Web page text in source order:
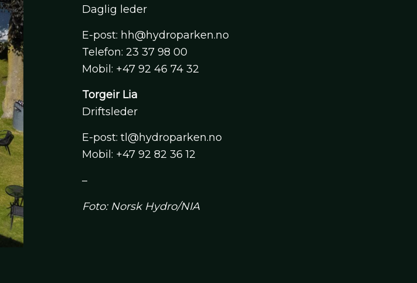
Daglig leder
E-post: hh@hydroparken.no
Telefon: 23 37 98 00
Mobil: +47 92 46 74 32
Torgeir Lia
Driftsleder
E-post: tl@hydroparken.no
Mobil: +47 92 82 36 12
–
Foto: Norsk Hydro/NIA